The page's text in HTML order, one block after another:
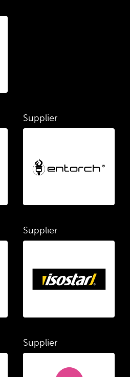
Supplier
Supplier
Supplier